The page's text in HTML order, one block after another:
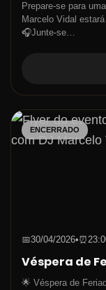
Prepare-se para
Marcelo Vidal
🎧Junte-se…
ENCERRADO
📅30/04/2026•⏰
Véspera de
🌟 Véspera de